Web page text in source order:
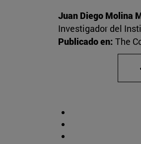
Juan Diego Molina
Investigador del
Publicado en: The